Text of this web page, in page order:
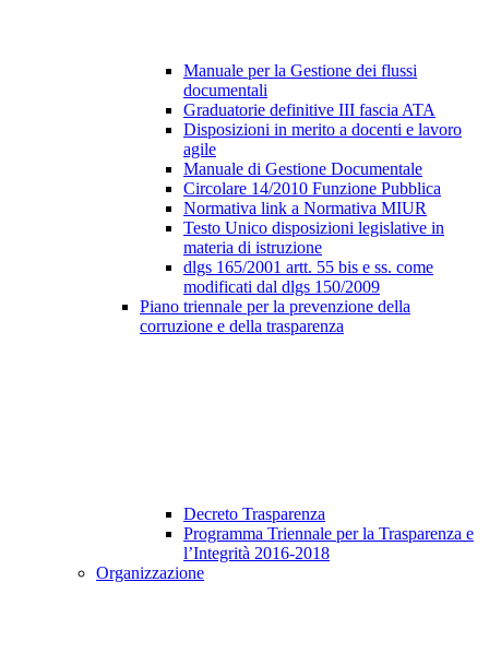
Manuale per la Gestione dei flussi
documentali
Graduatorie definitive III fascia ATA
Disposizioni in merito a docenti e lavoro
agile
Manuale di Gestione Documentale
Circolare 14/2010 Funzione Pubblica
Normativa link a Normativa MIUR
Testo Unico disposizioni legislative in
materia di istruzione
dlgs 165/2001 artt. 55 bis e ss. come
modificati dal dlgs 150/2009
Piano triennale per la prevenzione della
corruzione e della trasparenza
Decreto Trasparenza
Programma Triennale per la Trasparenza e
l’Integrità 2016-2018
Organizzazione